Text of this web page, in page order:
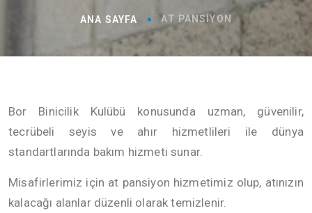
ANA SAYFA AT PANSIYON
Bor Binicilik Kulübü konusunda uzman, güvenilir,
tecrübeli seyis ve ahır hizmetlileri ile dünya
standartlarında bakım hizmeti sunar.
Misafirlerimiz için at pansiyon hizmetimiz olup, atınızın
kalacağı alanlar düzenli olarak temizlenir.